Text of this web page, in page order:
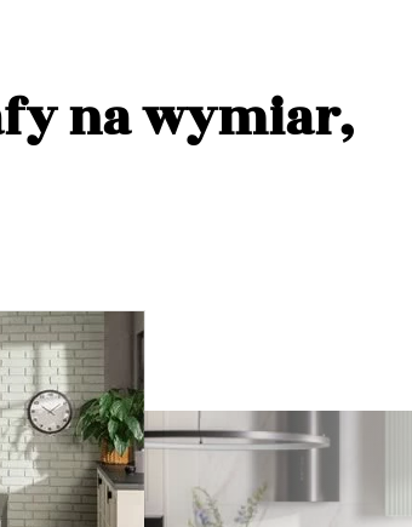
na wymiar,